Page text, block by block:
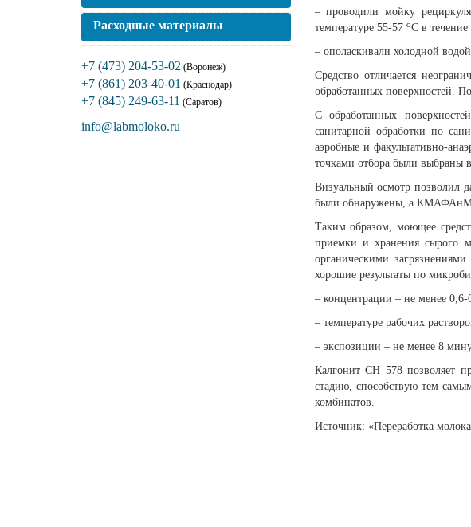
– проводили мойку
температуре 55-57 оС в
– ополаскивали холодной
Средство отличается
обработанных поверхностей.
С обработанных
санитарной обработки по
аэробные и факультативно-
точками отбора были выбраны
Визуальный осмотр позволил
были обнаружены, а КМАФАнМ
Таким образом, моющее
приемки и хранения сырого
органическими
хорошие результаты по
– концентрации – не менее 0,6-
– температуре рабочих
– экспозиции – не менее 8
Калгонит СН 578 позволяет
стадию, способствую тем
комбинатов.
Источник: «Переработка
Расходные материалы
+7 (473) 204-53-02 (Воронеж)
+7 (861) 203-40-01 (Краснодар)
+7 (845) 249-63-11 (Саратов)
info@labmoloko.ru